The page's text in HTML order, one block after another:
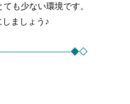
も少ない環境です。
ましょう♪